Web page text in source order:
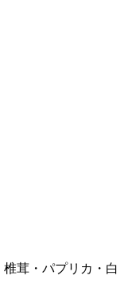
茸・パプリカ・白